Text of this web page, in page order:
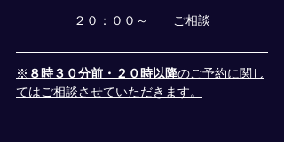
２０：００～　　ご相談
※ ８時３０分前・２０時以降のご予約に関し
てはご相談させていただきます。